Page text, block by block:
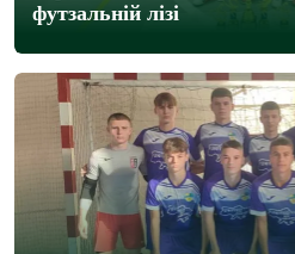
футзальній лізі